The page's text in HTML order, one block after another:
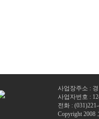
사업장주소 :
사업자번호 :
전화 : (
Copyright 2008